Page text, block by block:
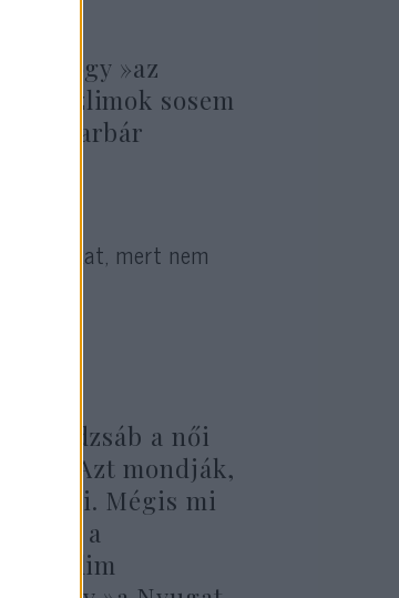
hogy »az
muszlimok sosem
félbarbár
mert nem
a hidzsáb a női
Azt mondják,
jelenti. Mégis mi
ezzel a
Muszlim